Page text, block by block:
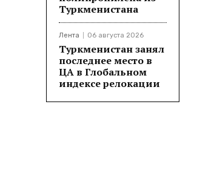
Туркменистана
Лента 06 августа 2026
Туркменистан занял
последнее место в
ЦА в Глобальном
индексе релокации